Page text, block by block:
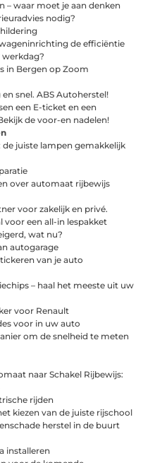
– waar moet je aan denken
nodig?
de efficiëntie
in Bergen op Zoom
snel. ABS Autoherstel!
een E-ticket en een
de voor-en nadelen!
juiste lampen gemakkelijk
over automaat rijbewijs
voor zakelijk en privé.
voor een all-in lespakket
wat nu?
autogarage
van je auto
– haal het meeste uit uw
voor Renault
voor in uw auto
om de snelheid te meten
naar Schakel Rijbewijs:
rijden
kiezen van de juiste rijschool
herstel in de buurt
installeren